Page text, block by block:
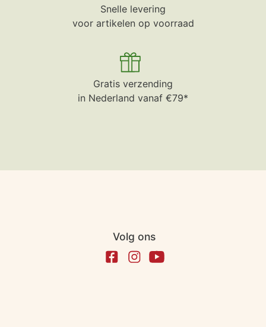
Snelle levering
voor artikelen op voorraad
Gratis verzending
in Nederland vanaf €79*
Volg ons